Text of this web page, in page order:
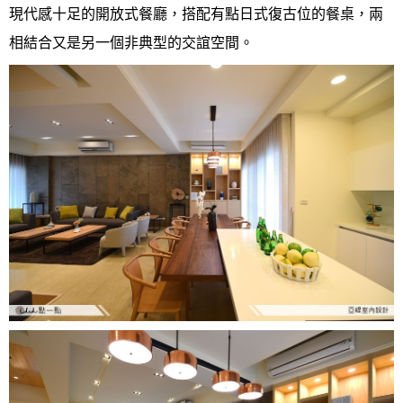
現代感十足的開放式餐廳，搭配有點日式復古位的餐桌，兩
相結合又是另一個非典型的交誼空間。